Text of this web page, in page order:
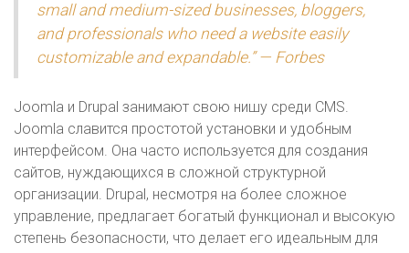
small and medium-sized businesses, bloggers,
and professionals who need a website easily
customizable and expandable.” — Forbes
Joomla и Drupal занимают свою нишу среди CMS.
Joomla славится простотой установки и удобным
интерфейсом. Она часто используется для создания
сайтов, нуждающихся в сложной структурной
организации. Drupal, несмотря на более сложное
управление, предлагает богатый функционал и высокую
степень безопасности, что делает его идеальным для